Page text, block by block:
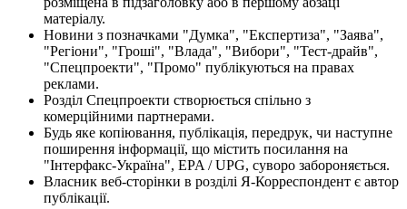
матеріалу.
Новини з позначками "Думка", "Експертиза", "Заява",
"Регіони", "Гроші", "Влада", "Вибори", "Тест-драйв",
"Спецпроекти", "Промо" публікуються на правах
реклами.
Розділ Спецпроекти створюється спільно з
комерційними партнерами.
Будь яке копіювання, публікація, передрук, чи наступне
поширення інформації, що містить посилання на
"Інтерфакс-Україна", EPA / UPG, суворо забороняється.
Власник веб-сторінки в розділі Я-Корреспондент є автор
публікації.